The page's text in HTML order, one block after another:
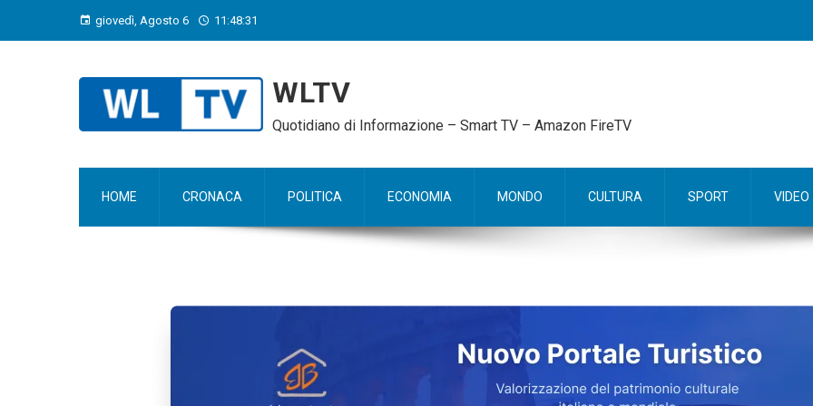
giovedì, Agosto 6 11:48:32
WLTV
Quotidiano di Informazione – Smart TV – Amazon FireTV
HOME CRONACA POLITICA ECONOMIA MONDO CULTURA SPORT VIDEO